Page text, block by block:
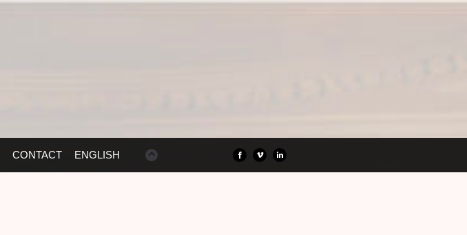
CONTACT ENGLISH